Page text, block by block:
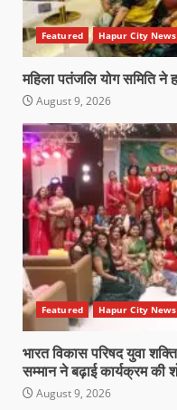
Featured Hapur City News
महिला पतंजलि योग समिति ने
August 9, 2026
Featured Hapur City News
भारत विकास परिषद युवा
सम्मान ने बढ़ाई कार्यक्रम की
August 9, 2026